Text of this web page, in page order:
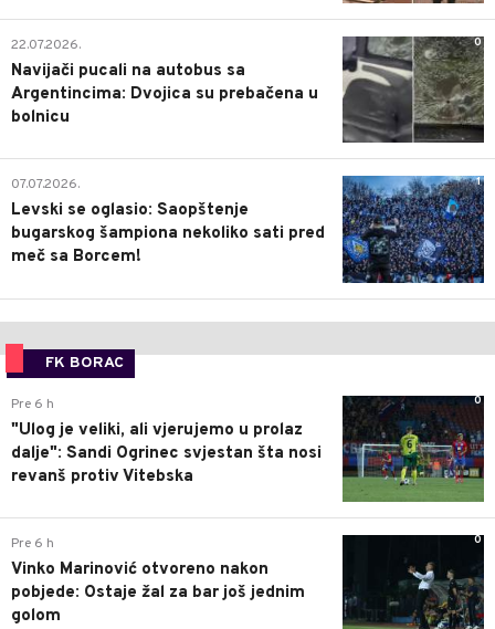
0
22.07.2026.
Navijači pucali na autobus sa
Argentincima: Dvojica su prebačena u
bolnicu
1
07.07.2026.
Levski se oglasio: Saopštenje
bugarskog šampiona nekoliko sati pred
meč sa Borcem!
FK BORAC
0
Pre 6 h
"Ulog je veliki, ali vjerujemo u prolaz
dalje": Sandi Ogrinec svjestan šta nosi
revanš protiv Vitebska
0
Pre 6 h
Vinko Marinović otvoreno nakon
pobjede: Ostaje žal za bar još jednim
golom